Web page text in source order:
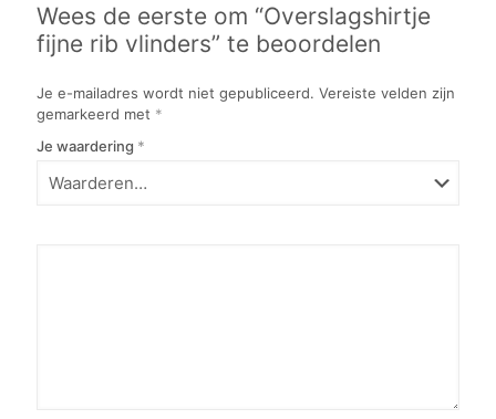
Wees de eerste om “Overslagshirtje
fijne rib vlinders” te beoordelen
Je e-mailadres wordt niet gepubliceerd. Vereiste velden zijn
gemarkeerd met *
Je waardering *